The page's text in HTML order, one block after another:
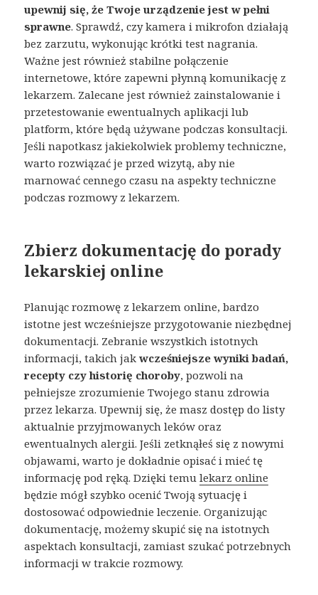
upewnij się, że Twoje urządzenie jest w pełni
sprawne. Sprawdź, czy kamera i mikrofon działają
bez zarzutu, wykonując krótki test nagrania.
Ważne jest również stabilne połączenie
internetowe, które zapewni płynną komunikację z
lekarzem. Zalecane jest również zainstalowanie i
przetestowanie ewentualnych aplikacji lub
platform, które będą używane podczas konsultacji.
Jeśli napotkasz jakiekolwiek problemy techniczne,
warto rozwiązać je przed wizytą, aby nie
marnować cennego czasu na aspekty techniczne
podczas rozmowy z lekarzem.
Zbierz dokumentację do porady
lekarskiej online
Planując rozmowę z lekarzem online, bardzo
istotne jest wcześniejsze przygotowanie niezbędnej
dokumentacji. Zebranie wszystkich istotnych
informacji, takich jakwcześniejsze wyniki badań,
recepty czy historię choroby, pozwoli na
pełniejsze zrozumienie Twojego stanu zdrowia
przez lekarza. Upewnij się, że masz dostęp do listy
aktualnie przyjmowanych leków oraz
ewentualnych alergii. Jeśli zetknąłeś się z nowymi
objawami, warto je dokładnie opisać i mieć tę
informację pod ręką. Dzięki temulekarz online
będzie mógł szybko ocenić Twoją sytuację i
dostosować odpowiednie leczenie. Organizując
dokumentację, możemy skupić się na istotnych
aspektach konsultacji, zamiast szukać potrzebnych
informacji w trakcie rozmowy.